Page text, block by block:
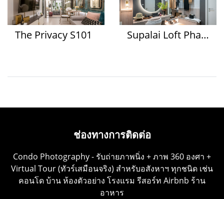
The Privacy S101 Supalai Loft Phasi Charoen Station
ช่องทางการติดต่อ
Condo Photography - รับถ่ายภาพนิ่ง + ภาพ 360 องศา +
Virtual Tour (ทัวร์เสมือนจริง) สำหรับอสังหาฯ ทุกชนิด เช่น
คอนโด บ้าน ห้องตัวอย่าง โรงแรม รีสอร์ท Airbnb ร้าน
อาหาร